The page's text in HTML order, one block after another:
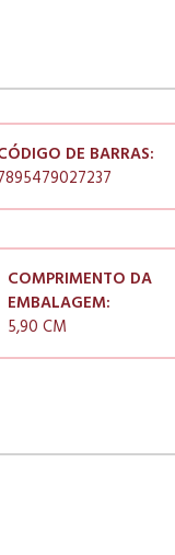
DE BARRAS:
COMPRIMENTO DA
EMBALAGEM:
5,90 CM